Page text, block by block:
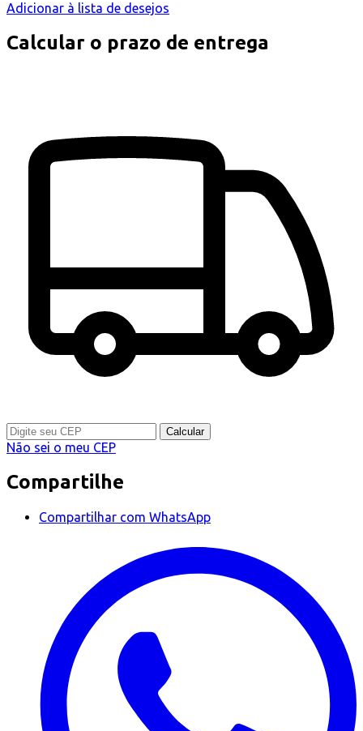
Adicionar à lista de desejos
Calcular o prazo de entrega
Calcular
Não sei o meu CEP
Compartilhe
Compartilhar com WhatsApp